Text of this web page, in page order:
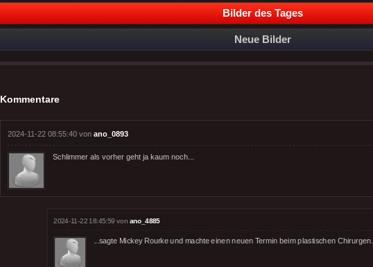
Bilder des Tages
Neue Bilder
Kommentare
2024-11-22 08:55:40 von ano_0893
Schlimmer als vorher geht ja kaum noch...
2024-11-22 18:45:59 von ano_4885
...sagte Mickey Rourke und machte einen neuen Termin beim plastischen Chirurgen...